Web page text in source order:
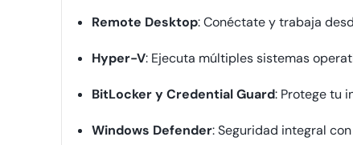
Remote Desktop: Conéctate y trabaja
Hyper-V: Ejecuta múltiples sistemas
BitLocker y Credential Guard: Protege tu
Windows Defender: Seguridad integral